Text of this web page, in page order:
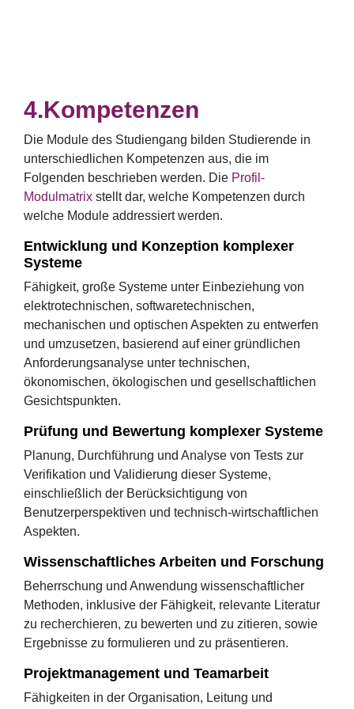
Kompetenzen
Die Module des Studiengang bilden Studierende in
unterschiedlichen Kompetenzen aus, die im
Folgenden beschrieben werden. Die Profil-
Modulmatrix stellt dar, welche Kompetenzen durch
welche Module addressiert werden.
Entwicklung und Konzeption komplexer
Systeme
Fähigkeit, große Systeme unter Einbeziehung von
elektrotechnischen, softwaretechnischen,
mechanischen und optischen Aspekten zu entwerfen
und umzusetzen, basierend auf einer gründlichen
Anforderungsanalyse unter technischen,
ökonomischen, ökologischen und gesellschaftlichen
Gesichtspunkten.
Prüfung und Bewertung komplexer Systeme
Planung, Durchführung und Analyse von Tests zur
Verifikation und Validierung dieser Systeme,
einschließlich der Berücksichtigung von
Benutzerperspektiven und technisch-wirtschaftlichen
Aspekten.
Wissenschaftliches Arbeiten und Forschung
Beherrschung und Anwendung wissenschaftlicher
Methoden, inklusive der Fähigkeit, relevante Literatur
zu recherchieren, zu bewerten und zu zitieren, sowie
Ergebnisse zu formulieren und zu präsentieren.
Projektmanagement und Teamarbeit
Fähigkeiten in der Organisation, Leitung und